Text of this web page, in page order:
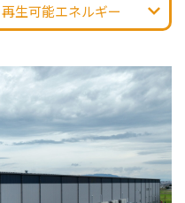
再生可能エネルギー